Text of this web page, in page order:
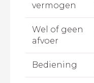
vermogen
Wel of geen
afvoer
Bediening